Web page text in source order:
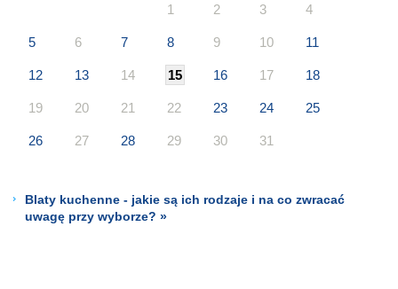
1 2 3 4
5 6 7 8 9 10 11
12 13 14 15 16 17 18
19 20 21 22 23 24 25
26 27 28 29 30 31
Blaty kuchenne - jakie są ich rodzaje i na co zwracać
uwagę przy wyborze? »